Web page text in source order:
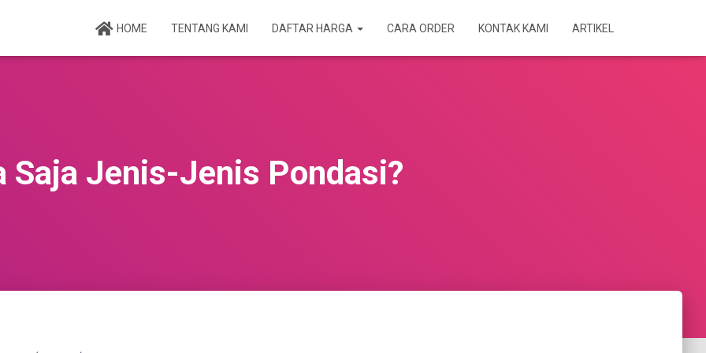
HOME TENTANG KAMI DAFTAR HARGA CARA ORDER KONTAK KAMI ARTIKEL
Saja Jenis-Jenis Pondasi?